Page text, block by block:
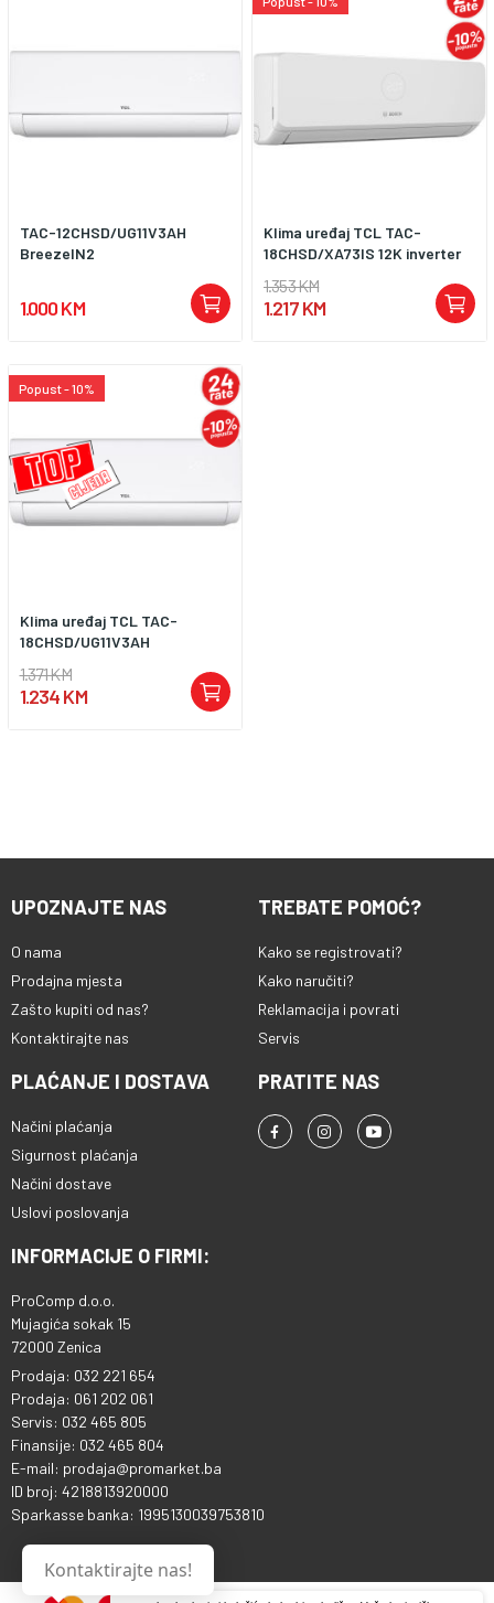
TAC-12CHSD/UG11V3AH
BreezeIN2
1.000 KM
Klima uređaj TCL TAC-
18CHSD/XA73IS 12K inverter
1.353 KM
1.217 KM
Popust - 10%
Klima uređaj TCL TAC-
18CHSD/UG11V3AH
1.371 KM
1.234 KM
UPOZNAJTE NAS
O nama
Prodajna mjesta
Zašto kupiti od nas?
Kontaktirajte nas
TREBATE POMOĆ?
Kako se registrovati?
Kako naručiti?
Reklamacija i povrati
Servis
PLAĆANJE I DOSTAVA
Načini plaćanja
Sigurnost plaćanja
Načini dostave
Uslovi poslovanja
PRATITE NAS
INFORMACIJE O FIRMI:
ProComp d.o.o.
Mujagića sokak 15
72000 Zenica
Prodaja: 032 221 654
Prodaja: 061 202 061
Servis: 032 465 805
Finansije: 032 465 804
E-mail: prodaja@promarket.ba
ID broj: 4218813920000
Sparkasse banka: 1995130039753810
Kontaktirajte nas!